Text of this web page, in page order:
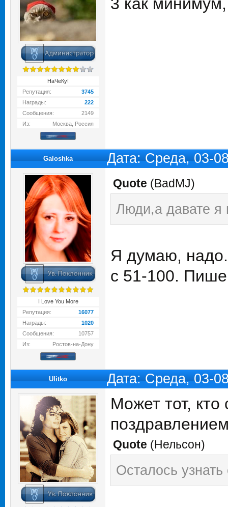
НаЧеКу!
Репутация:
3745
Награды:
222
Сообщения:
2149
Из:
Москва, Россия
Galoshka Дата: Среда, 03-
I Love You More
Репутация:
16077
Награды:
1020
Сообщения:
10757
Из:
Ростов-на-Дону
Quote (BadMJ)
Люди,а давате
Я думаю,
с 51-100.
Ulitko Дата: Среда, 03-
Может тот, кто
Quote (Нельсон)
Осталось